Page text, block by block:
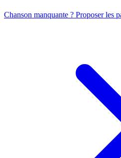
Chanson manquante ? Proposer les